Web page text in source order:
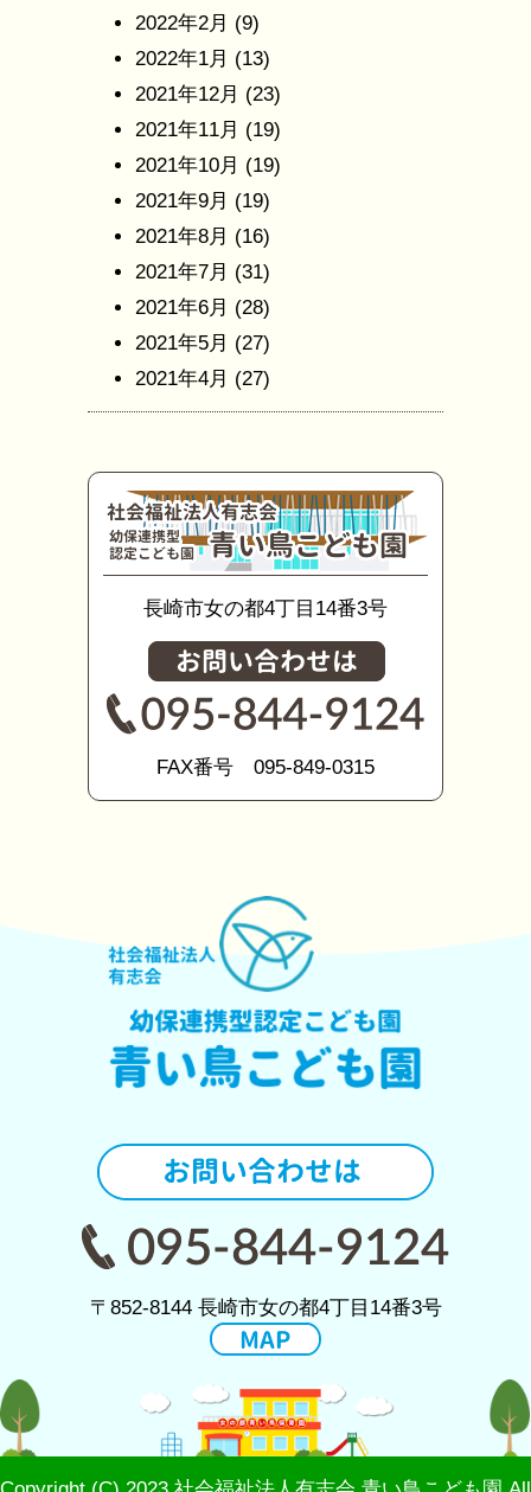
2022年2月 (9)
2022年1月 (13)
2021年12月 (23)
2021年11月 (19)
2021年10月 (19)
2021年9月 (19)
2021年8月 (16)
2021年7月 (31)
2021年6月 (28)
2021年5月 (27)
2021年4月 (27)
長崎市女の都4丁目14番3号
FAX番号 095-849-0315
〒852-8144 長崎市女の都4丁目14番3号